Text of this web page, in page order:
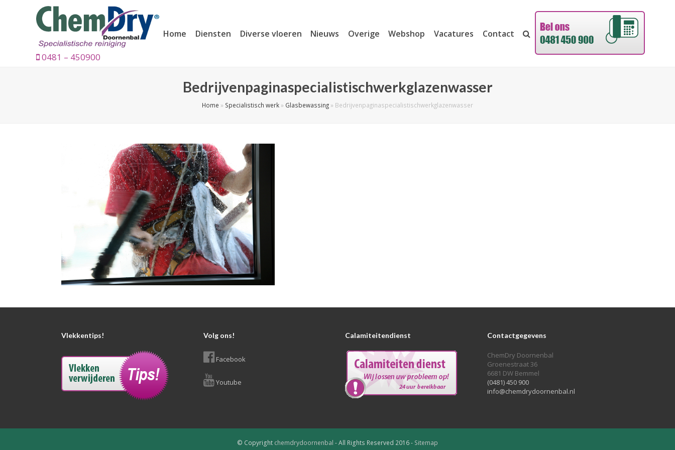
0481 – 450900
Home Diensten Diverse vloeren Nieuws Overige Webshop Vacatures Contact
Bedrijvenpaginaspecialistischwerkglazenwasser
Home » Specialistisch werk » Glasbewassing » Bedrijvenpaginaspecialistischwerkglazenwasser
Vlekkentips! Volg ons!
Facebook
Youtube
Calamiteitendienst Contactgegevens
ChemDry Doornenbal
Groenestraat 36
6681 DW Bemmel
(0481) 450 900
info@chemdrydoornenbal.nl
© Copyright chemdrydoornenbal - All Rights Reserved 2016 - Sitemap